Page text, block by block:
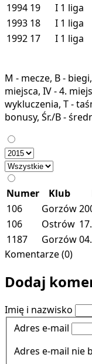
1994 19 I 1 liga
1993 18 I 1 liga
1992 17 I 1 liga
M - mecze, B -
miejsca, IV - 4.
wykluczenia, T -
bonusy, Śr./B -
Numer Klub
106
Gorzów
106
Ostrów
1187
Gorzów
Komentarze (0)
Dodaj
Imię i nazwisko
Adres e-mail
Adres e-mail nie